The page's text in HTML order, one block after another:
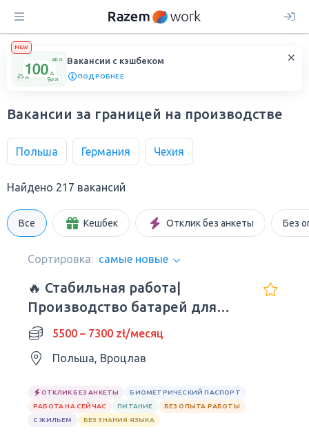
NEW
Вакансии с кэшбеком
ПОДРОБНЕЕ
Вакансии за границей на производстве
Польша Германия Чехия
Найдено 217 вакансий
Все Кешбек Отклик без анкеты Без
Сортировка: самые новые
🔥 Стабильная работа|
Производство батарей для
авто| Wrocław
5500 – 7300 zł/месяц
Польша, Вроцлав
ОТКЛИК БЕЗ АНКЕТЫ
БИОМЕТРИЧЕСКИЙ ПАСПОРТ
РАБОТА НА СЕЙЧАС
ПИТАНИЕ
БЕЗ ОПЫТА РАБОТЫ
С ЖИЛЬЕМ
БЕЗ ЗНАНИЯ ЯЗЫКА